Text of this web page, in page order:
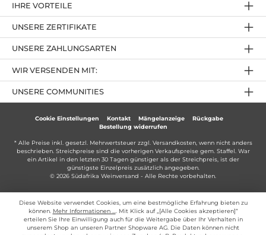
IHRE VORTEILE
UNSERE ZAHLUNGSARTEN
UNSERE ZERTIFIKATE
UNSERE COMMUNITIES
WIR VERSENDEN MIT:
Cookie Einstellungen Kontakt Mängelanzeige
Rückgabe
Bestellung widerrufen
* Alle Preise inkl. gesetzl. Mehrwertsteuer zzgl. Versandkosten, wenn nicht anders
beschrieben. Streichpreise sind die vorherigen Verkaufspreise gem. Staffel. War
ein Artikel in den letzten 30 Tagen günstiger als der Streichpreis, ist der
günstigste Einzelpreis zusätzlich angegeben.
© 2026 Südafrika Weinversand - Alle Rechte vorbehalten.
Diese Website verwendet Cookies, um eine bestmögliche Erfahrung bieten zu
können. Mehr Informationen ...
. Mit Klick auf „[Alle Cookies akzeptieren]“
erteilen Sie Ihre Einwilligung auch für die Weitergabe über Ihr Verhalten in
unserem Shop an unseren Partner Shopware AG. Die Daten können nicht